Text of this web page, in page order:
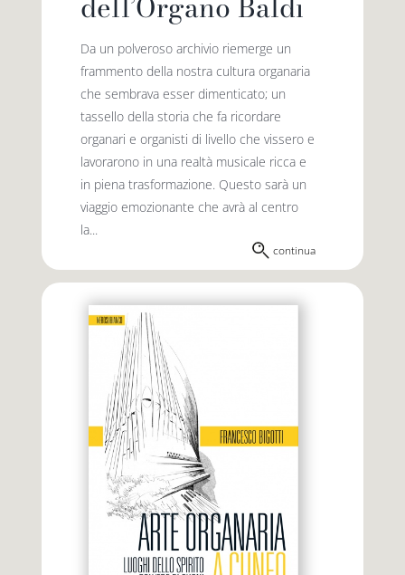
Da un polveroso archivio riemerge un
frammento della nostra cultura organaria
che sembrava esser dimenticato; un
tassello della storia che fa ricordare
organari e organisti di livello che vissero e
lavorarono in una realtà musicale ricca e
in piena trasformazione. Questo sarà un
viaggio emozionante che avrà al centro
la...
continua